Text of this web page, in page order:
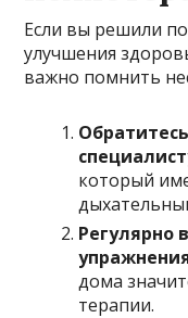
Если вы решили
улучшения
важно помнить
который
Регулярно
дома
терапии.